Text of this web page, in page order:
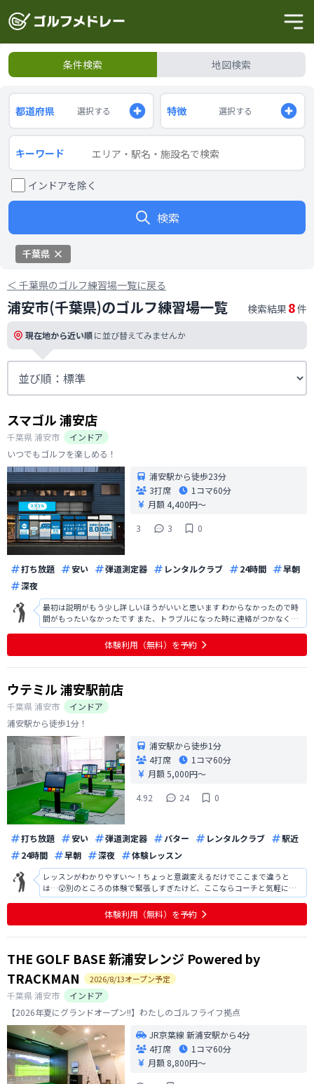
条件検索 地図検索
都道府県 選択する 特徴 選択する
キーワード
インドアを除く
検索
千葉県
＜ 千葉県のゴルフ練習場一覧に戻る
浦安市(千葉県)のゴルフ練習場一覧 検索結果 8件
現在地から近い順に並び替えてみませんか
スマゴル 浦安店
千葉県浦安市
インドア
いつでもゴルフを楽しめる！
浦安駅から徒歩23分
3打席
1コマ60分
月額 4,400円〜
3
3 0
打ち放題 安い 弾道測定器 レンタルクラブ 24時間
早朝
深夜
最初は説明がもう少し詳しいほうがいいと思います わからなかったので時
間がもったいなかったです また、トラブルになった時に連絡がつかなくて
練習ができなくて残念でした 電話でもメールでもすぐの対応がなされたや
より良くなると思うので改善を望みます。自分のフォームのビデオがみら
れるようにらなれば良いと思いま
体験利用（無料）を予約
ウテミル 浦安駅前店
千葉県浦安市
インドア
浦安駅から徒歩1分！
浦安駅から徒歩1分
4打席
1コマ60分
月額 5,000円〜
4.92
24 0
打ち放題 安い 弾道測定器 パター レンタルクラブ
駅近
24時間
早朝 深夜 体験レッスン
レッスンがわかりやすい～！ちょっと意識変えるだけでここまで違うと
は…😲別のところの体験で緊張しすぎたけど、ここならコーチと気軽に話
せるし、自主練もできるからその場で入会しましたー！ クラブとかシュー
ズのレンタルサービスとかもあるらしいので、初心者にもありがたいな
～。打ったら自動でスイング撮影してく
体験利用（無料）を予約
THE GOLF BASE 新浦安レンジ Powered by
TRACKMAN
2026/8/13オープン予定
千葉県浦安市
インドア
【2026年夏にグランドオープン!!】わたしのゴルフライフ拠点
JR京葉線 新浦安駅から4分
4打席
1コマ60分
月額 8,800円〜